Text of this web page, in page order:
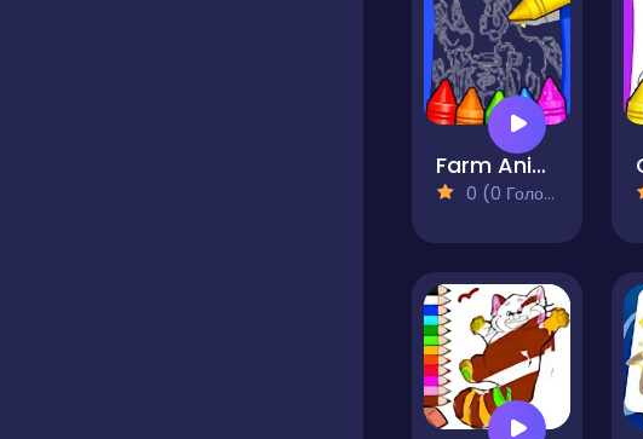
Farm Animals Coloring For Kids
0 (0 Голосів)